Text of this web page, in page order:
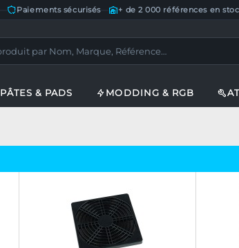
Paiements sécurisés— + de 2 000 références en
PÂTES & PADS MODDING & RGB